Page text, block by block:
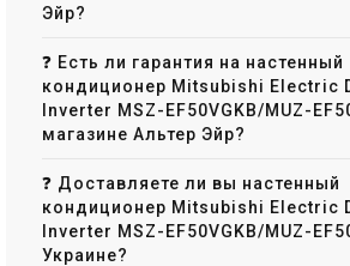
Эйр?
❓ Есть ли гарантия на настенный
кондиционер Mitsubishi Electric
Inverter MSZ-EF50VGKB/MUZ-
магазине Альтер Эйр?
❓ Доставляете ли вы настенный
кондиционер Mitsubishi Electric
Inverter MSZ-EF50VGKB/MUZ-
Украине?